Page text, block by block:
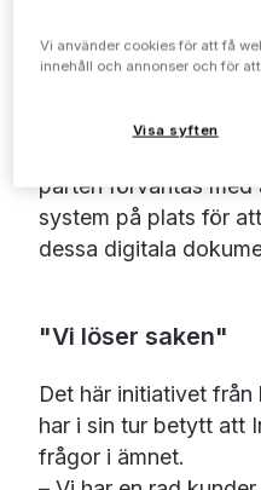
företag måste kunna
Kravet kommer
mottagandet av e-
parten förväntas
system på plats för
dessa digitala
"Vi löser saken"
Det här initiativet
har i sin tur betytt att
frågor i ämnet.
Vi använder cookies för att få
innehåll och annonser och för
Visa syften